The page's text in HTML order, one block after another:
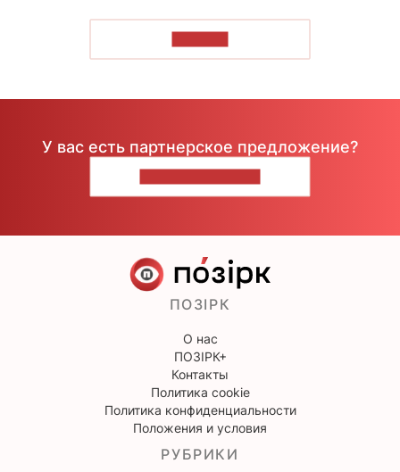
У вас есть партнерское предложение?
ПОЗІРК
О нас
ПОЗІРК+
Контакты
Политика cookie
Политика конфиденциальности
Положения и условия
РУБРИКИ